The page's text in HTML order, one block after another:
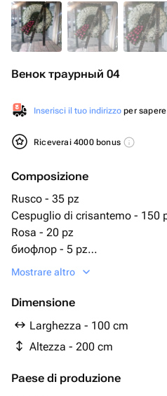
Венок траурный 04
Inserisci il tuo indirizzo per
Riceverai 4000 bonus
Composizione
Rusco - 35 pz
Cespuglio di crisantemo - 150
Rosa - 20 pz
биофлор - 5 pz
подставка под венок - 1 pz
Mostrare altro
Dimensione
Larghezza - 100 cm
Altezza - 200 cm
Paese di produzione